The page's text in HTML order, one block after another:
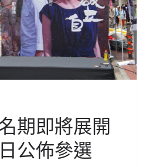
期即將展開
公佈參選